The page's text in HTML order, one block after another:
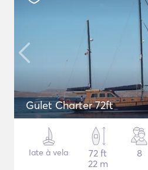
Gulet Charter 72ft
Iate à vela
72 ft
22 m
8